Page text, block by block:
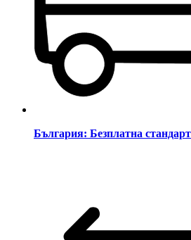
България: Безплатна